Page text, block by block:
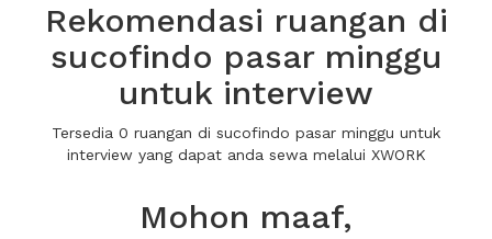
Rekomendasi ruangan di
sucofindo pasar minggu
untuk interview
Tersedia 0 ruangan di sucofindo pasar minggu untuk
interview yang dapat anda sewa melalui XWORK
Mohon maaf,